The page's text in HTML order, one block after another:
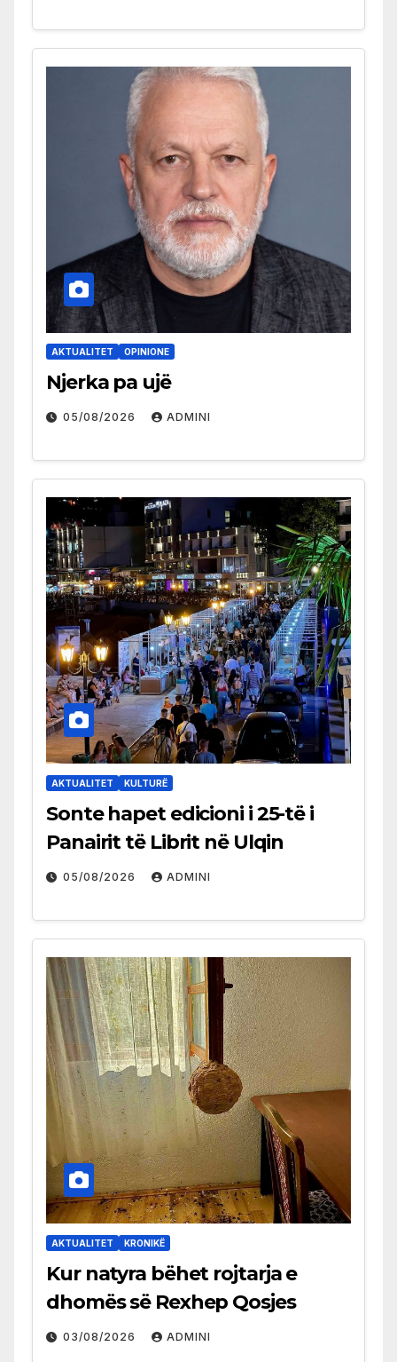
AKTUALITET OPINIONE
Njerka pa ujë
05/08/2026 ADMINI
AKTUALITET KULTURË
Sonte hapet edicioni i 25-të i
Panairit të Librit në Ulqin
05/08/2026 ADMINI
AKTUALITET KRONIKË
Kur natyra bëhet rojtarja e
dhomës së Rexhep Qosjes
03/08/2026 ADMINI